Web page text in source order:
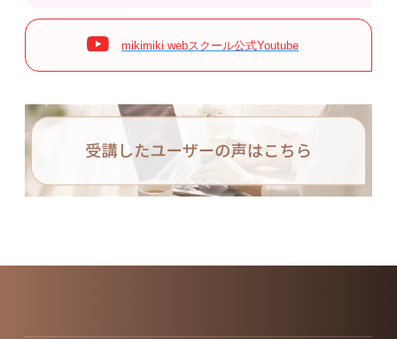
mikimiki webスクール公式Youtube